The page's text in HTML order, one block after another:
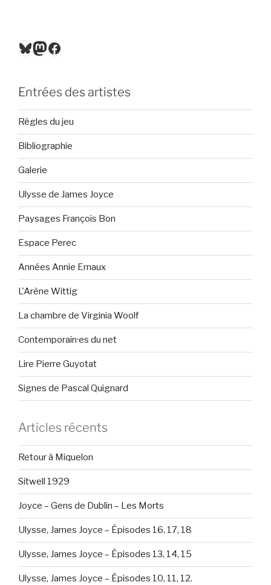
Bluesky
Mastodon
Facebook
Entrées des artistes
Règles du jeu
Bibliographie
Galerie
Ulysse de James Joyce
Paysages François Bon
Espace Perec
Années Annie Ernaux
L'Arène Wittig
La chambre de Virginia Woolf
Contemporain·es du net
Lire Pierre Guyotat
Signes de Pascal Quignard
Articles récents
Retour à Miquelon
Sitwell 1929
Joyce – Gens de Dublin – Les Morts
Ulysse, James Joyce – Épisodes 16, 17, 18
Ulysse, James Joyce – Épisodes 13, 14, 15
Ulysse, James Joyce – Épisodes 10, 11, 12.